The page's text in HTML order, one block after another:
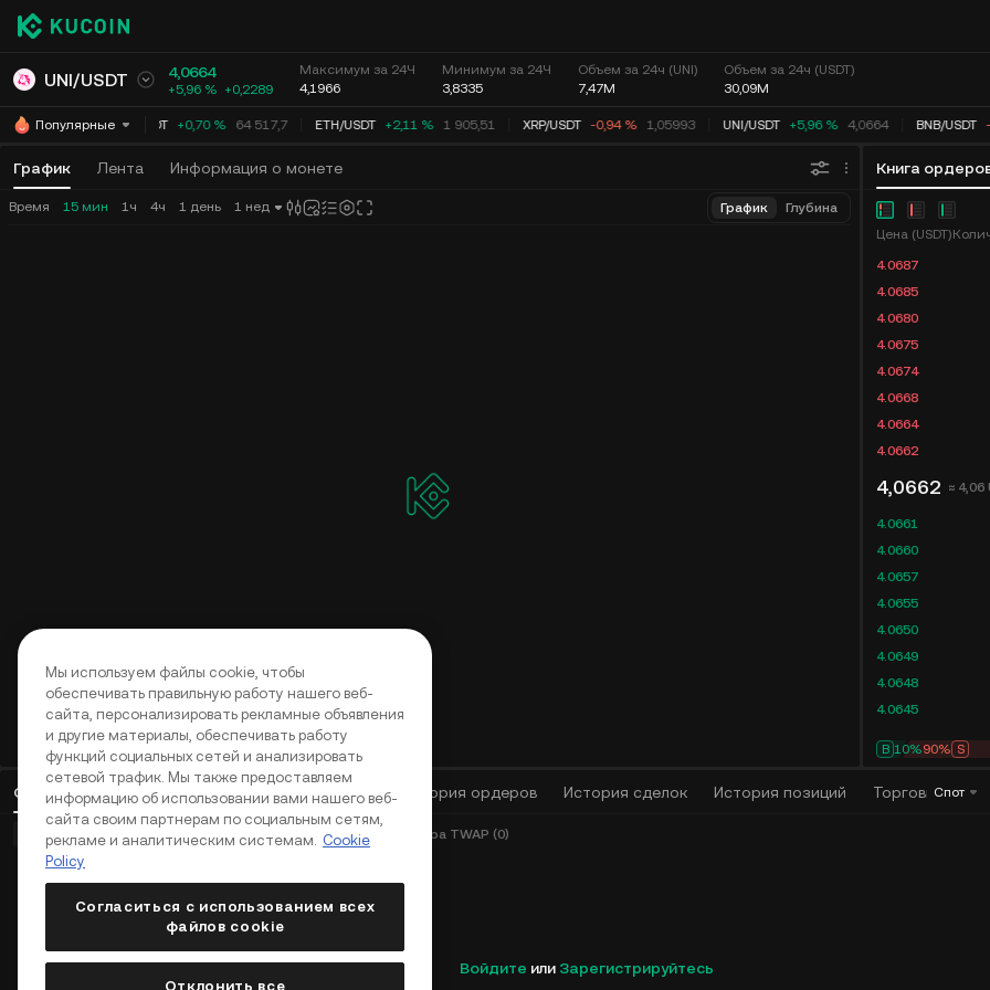
UNI/USDT 4,0662
+5,95 % +0,2287
Максимум за 24Ч
4,1966
Минимум за 24Ч
3,8335
Объем за 24ч (UNI)
7,47M
Объем за 24ч (USDT)
30,09M
ПопулярныеBTC/ USDT +0,70 % 64 517,7 ETH/USDT +2,11 % 1 905,51 XRP/USDT -0,94 % 1,05993 UNI/USDT +5,95 % 4,0662 BNB/USDT
График Лента Информация о монете Книга
Открытые ордера (0) Позиции (0) Активы История ордеров История сделок История позиций ТорговыйСпот
Время 15 мин 1ч 4ч 1 день 1 нед График Глубина
Цена (USDT)
4.0687
4.0685
4.0680
4.0675
4.0674
4.0668
4.0664
4.0662
4,0662 ≈ 4,06
4.0661
4.0660
4.0657
4.0655
4.0650
4.0649
4.0648
4.0645
B 10%90% S
Базовые ордера (0) Продвинутые ордера (0) Ордера TWAP (0)
Войдите или Зарегистрируйтесь
Мы используем файлы cookie, чтобы
обеспечивать правильную работу нашего веб-
сайта, персонализировать рекламные объявления
и другие материалы, обеспечивать работу
функций социальных сетей и анализировать
сетевой трафик. Мы также предоставляем
информацию об использовании вами нашего веб-
сайта своим партнерам по социальным сетям,
рекламе и аналитическим системам. Cookie
Policy
Согласиться с использованием всех
файлов cookie
Отклонить все